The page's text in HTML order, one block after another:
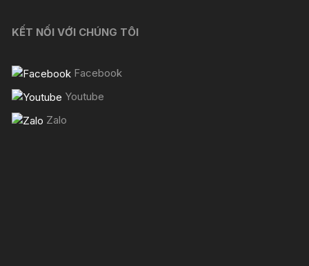
KẾT NỐI VỚI CHÚNG TÔI
Facebook
Youtube
Zalo